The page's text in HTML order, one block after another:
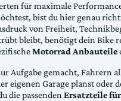
für maximale
bist du hier genau
von Freiheit,
bleibt, benötigt dein Bike
Motorrad Anbauteile
Aufgabe gemacht, Fahrern
eigenen Garage planst
die passendenErsatzteile